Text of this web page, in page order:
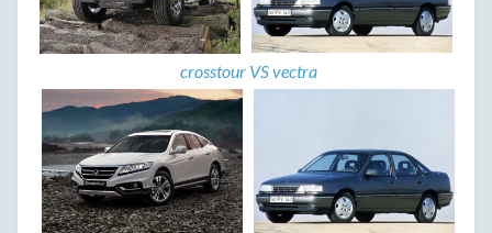
crosstour VS vectra